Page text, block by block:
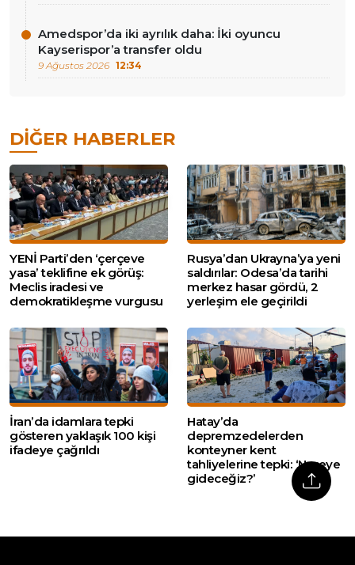
Amedspor’da iki ayrılık daha: İki oyuncu
Kayserispor’a transfer oldu
9 Ağustos 2026 12:34
DIĞER HABERLER
YENİ Parti’den ‘çerçeve
yasa’ teklifine ek görüş:
Meclis iradesi ve
demokratikleşme vurgusu
Rusya’dan Ukrayna’ya yeni
saldırılar: Odesa’da tarihi
merkez hasar gördü, 2
yerleşim ele geçirildi
İran’da idamlara tepki
gösteren yaklaşık 100 kişi
ifadeye çağrıldı
Hatay’da
depremzedelerden
konteyner kent
tahliyelerine tepki: ‘Nereye
gideceğiz?’